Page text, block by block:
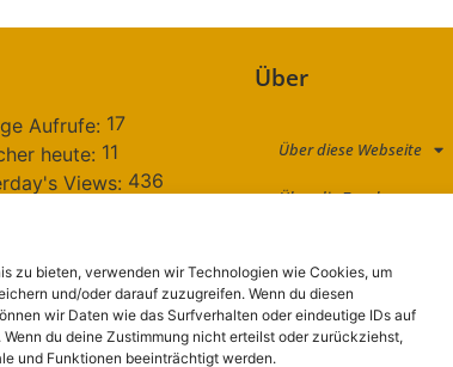
zu bieten, verwenden wir Technologien wie Cookies, um
und/oder darauf zuzugreifen. Wenn du diesen
wir Daten wie das Surfverhalten oder eindeutige IDs auf
du deine Zustimmung nicht erteilst oder zurückziehst,
und Funktionen beeinträchtigt werden.
Aufrufe: 17
heute: 11
Views: 436
gesamt:2.871.963
Beiträge:4.796
Kommentare:479
Benutzer:99
Über
Über diese Webseite
Über die Zauche
Datenschutzerklärung
Impressum